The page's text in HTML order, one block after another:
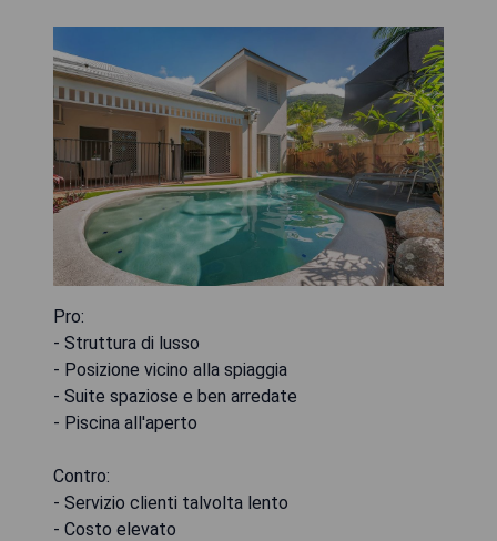
Pro:
- Struttura di lusso
- Posizione vicino alla spiaggia
- Suite spaziose e ben arredate
- Piscina all'aperto
Contro:
- Servizio clienti talvolta lento
- Costo elevato